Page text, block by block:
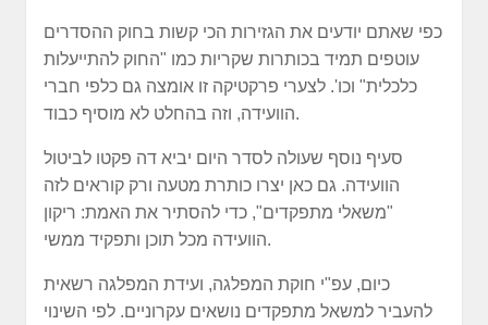
כפי שאתם יודעים את הגזירות הכי קשות בחוק ההסדרים
עוטפים תמיד בכותרות שקריות כמו "החוק להתייעלות
כלכלית" וכו'. לצערי פרקטיקה זו אומצה גם כלפי חברי
הוועידה, וזה בהחלט לא מוסיף כבוד.
סעיף נוסף שעולה לסדר היום יביא דה פקטו לביטול
הוועידה. גם כאן יצרו כותרת מטעה ורק קוראים לזה
"משאלי מתפקדים", כדי להסתיר את האמת: ריקון
הוועידה מכל תוכן ותפקיד ממשי.
כיום, עפ"י חוקת המפלגה, ועידת המפלגה רשאית
להעביר למשאל מתפקדים נושאים עקרוניים. לפי השינוי